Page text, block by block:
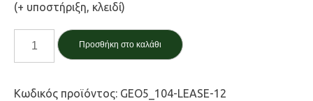
(+ υποστήριξη, κλειδί)
ποσότητα
Προσθήκη στο καλάθι
Κωδικός προϊόντος: GEO5_104-LEASE-12